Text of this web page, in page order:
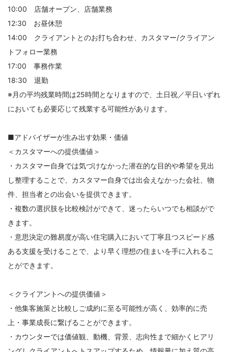
10:00 店舗オープン、店舗業務
12:30 お昼休憩
14:00 クライアントとのお打ち合わせ、カスタマー/クライアン
トフォロー業務
17:00 事務作業
18:30 退勤
※月の平均残業時間は25時間となりますので、土日祝／平日いずれ
においても必要応じて残業する可能性があります。
■アドバイザーが生み出す効果・価値
＜カスタマーへの提供価値＞
・カスタマー自身では気づけなかった潜在的な目的や希望を見出
し整理することで、カスタマー自身では出会えなかった会社、物
件、担当者との出会いを提供できます。
・複数の選択肢を比較検討ができて、迷ったらいつでも相談がで
きます。
・意思決定の難易度が高い住宅購入において丁寧且つスピード感
ある支援を受けることで、より早く理想の住まいを手に入れるこ
とができます。
＜クライアントへの提供価値＞
・他集客施策と比較しご成約に至る可能性が高く、効率的に売
上・事業成長に繋げることができます。
・カウンターでは価値観、動機、背景、志向性まで細かくヒアリ